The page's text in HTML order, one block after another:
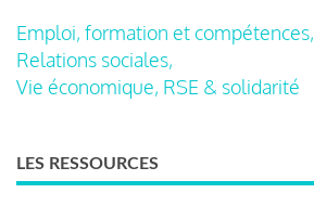
Emploi, formation et compétences,
Relations sociales,
Vie économique, RSE & solidarité
LES RESSOURCES